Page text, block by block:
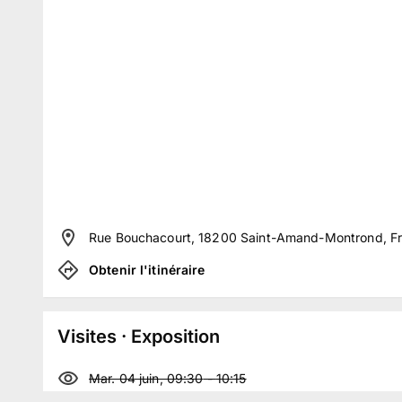
Rue Bouchacourt, 18200 Saint-Amand-Montrond,
Obtenir l'itinéraire
Visites · Exposition
Mar. 04 juin, 09:30-10:15